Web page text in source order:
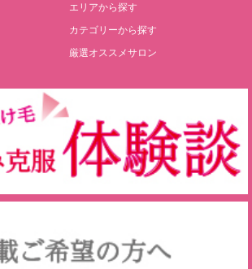
エリアから探す
カテゴリーから探す
厳選オススメサロン